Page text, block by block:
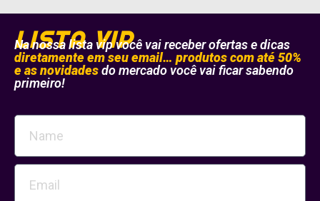
LISTAVIP
Na nossa lista vip você vai receber ofertas e dicas
diretamente em seu email… produtos com até 50%
e as novidadesdo mercado você vai ficar sabendo
primeiro!